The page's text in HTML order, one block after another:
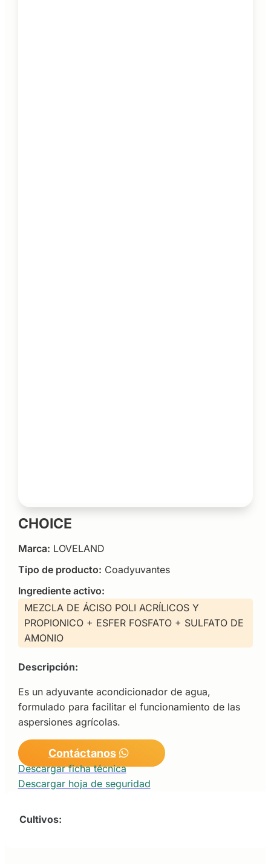
CHOICE
Marca: LOVELAND
Tipo de producto: Coadyuvantes
Ingrediente activo:
MEZCLA DE ÁCISO POLI ACRÍLICOS Y
PROPIONICO + ESFER FOSFATO + SULFATO DE
AMONIO
Descripción:
Es un adyuvante acondicionador de agua,
formulado para facilitar el funcionamiento de las
aspersiones agrícolas.
Contáctanos
Descargar ficha técnica
Descargar hoja de seguridad
Cultivos: